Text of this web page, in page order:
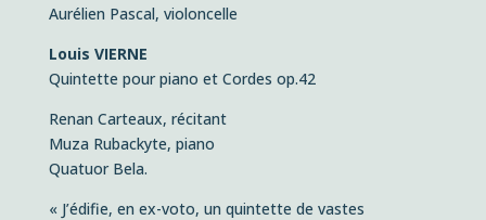
Aurélien Pascal, violoncelle
Louis VIERNE
Quintette pour piano et Cordes op.42
Renan Carteaux, récitant
Muza Rubackyte, piano
Quatuor Bela.
« J’édifie, en ex-voto, un quintette de vastes